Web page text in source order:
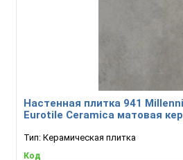
Настенная плитка 941
Eurotile Ceramica матовая
Тип: Керамическая плитка
Код